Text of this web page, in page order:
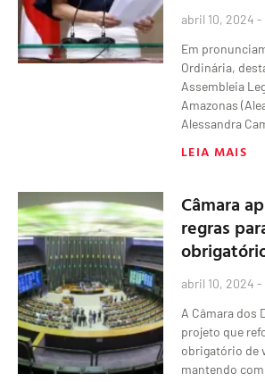
abril 10, 2024
Em
Ordinária,
Assembleia
Amazonas
Alessandra
LEIA MAIS
Câmara
regras
abril 10, 2024
A Câmara dos
projeto que
obrigatório de
mantendo com